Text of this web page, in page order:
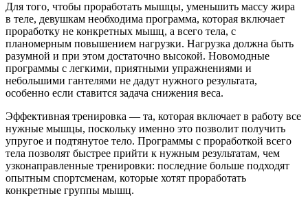
Для того, чтобы проработать мышцы, уменьшить массу жира
в теле, девушкам необходима программа, которая включает
проработку не конкретных мышц, а всего тела, с
планомерным повышением нагрузки. Нагрузка должна быть
разумной и при этом достаточно высокой. Новомодные
программы с легкими, приятными упражнениями и
небольшими гантелями не дадут нужного результата,
особенно если ставится задача снижения веса.
Эффективная тренировка — та, которая включает в работу все
нужные мышцы, поскольку именно это позволит получить
упругое и подтянутое тело. Программы с проработкой всего
тела позволят быстрее прийти к нужным результатам, чем
узконаправленные тренировки: последние больше подходят
опытным спортсменам, которые хотят проработать
конкретные группы мышц.